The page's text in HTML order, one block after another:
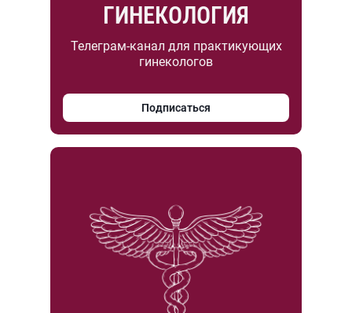
ГИНЕКОЛОГИЯ
Телеграм-канал для практикующих
гинекологов
Подписаться